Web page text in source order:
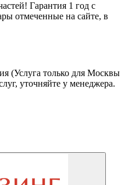
! Гарантия 1 год с
отмеченные на сайте, в
(Услуга только для Москвы
уточняйте у менеджера.